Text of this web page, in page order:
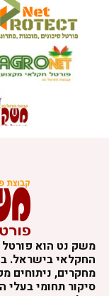
נט הוא פורטל
בישראל.
ניתוחים
תחומי בעלי